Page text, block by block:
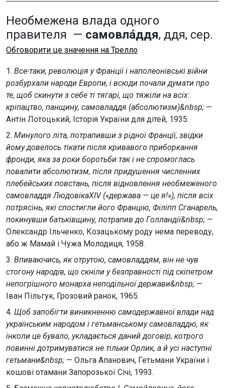
Необмежена влада одного
правителя — самовла́ддя, ддя, сер.
Обговорити це значення на Трелло
1. Все-таки, революція у Франції і наполеонівські війни
розбурхали народи Европи, і всюди почали думати про
те, щоб скинути з себе ті тягарі, що тяжіли на всіх:
кріпацтво, панщину, самовладдя (абсолютизм)&nbsp; —
Антін Лотоцький, Історія України для дітей, 1935.
2. Минулого літа, потрапивши з рідної Франції, звідки
йому довелось тікати після кривавого приборкання
фронди, яка за роки боротьби так і не спромоглась
повалити абсолютизм, після придушення численних
плебейських повстань, після відновлення необмеженого
самовладдя ЛюдовікаXIV («держава — це я!»), після всіх
потрясінь, які спостигли його Францію, Філіпп Сганарель,
покинувши батьківщину, потрапив до Голландії&nbsp; —
Олександр Ільченко, Козацькому роду нема переводу,
або ж Мамай i Чужа Молодиця, 1958.
3. Впиваючись, як отрутою, самовладдям, він не чув
стогону народів, що скніли у безправності під скіпетром
непогрішного монарха неподільної держави&nbsp; —
Іван Пільгук, Грозовий ранок, 1965.
4. Щоб запобігти виникненню самодержавної влади над
українським народом і гетьманському самовладдю, як
інколи це бувало, укладається даний договір, котрого
повинні дотримуватися не тільки Орлик, а й усі наступні
гетьмани&nbsp; — Ольга Апанович, Гетьмани України і
кошові отамани Запорозької Січі, 1993.